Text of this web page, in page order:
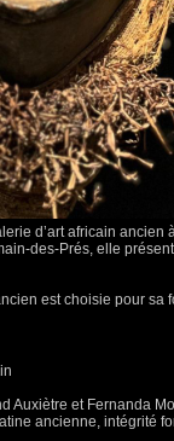
d’art africain
des-Prés, elle
est choisie pour
Auxiètre et Fernanda
ancienne, intégrité